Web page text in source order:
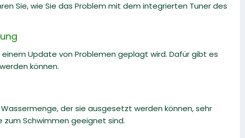
Sie, wie Sie das Problem mit dem integrierten Tuner des
Update von Problemen geplagt wird. Dafür gibt es
können.
der sie ausgesetzt werden können, sehr
zum Schwimmen geeignet sind.